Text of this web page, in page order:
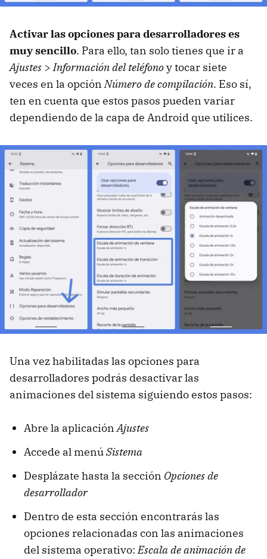
Activar las opciones para desarrolladores es
muy sencillo. Para ello, tan solo tienes que ir a
Ajustes > Información del teléfonoy tocar siete
veces en la opción Número de compilación. Eso sí,
ten en cuenta que estos pasos pueden variar
dependiendo de la capa de Android que utilices.
Una vez habilitadas las opciones para
desarrolladores podrás desactivar las
animaciones del sistema siguiendo estos pasos:
Abre la aplicaciónAjustes
Accede al menúSistema
Desplázate hasta la sección Opciones de
desarrollador
Dentro de esta sección encontrarás las
opciones relacionadas con las animaciones
del sistema operativo:Escala de animación de